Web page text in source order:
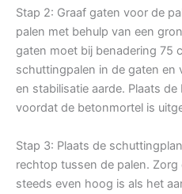
Stap 2: Graaf gaten voor de
palen met behulp van een
gaten moet bij benadering 75
schuttingpalen in de gaten en
en stabilisatie aarde. Plaats
voordat de betonmortel is
Stap 3: Plaats de
rechtop tussen de palen.
steeds even hoog is als het